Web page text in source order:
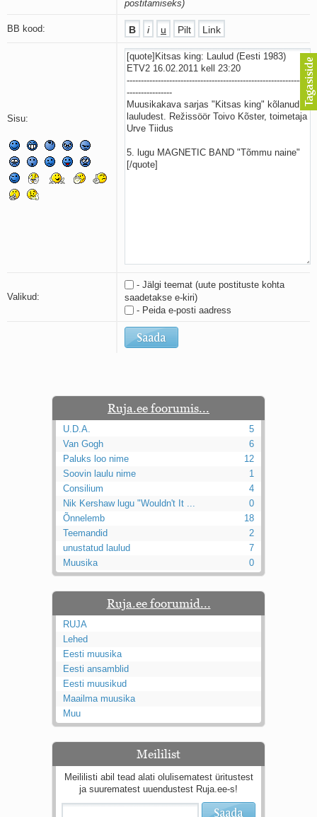
Mis saab sellest loomusevalust
Avanemine
Põhi, lõuna, ida, lääs
Elupõline kaja
Perekondlik
Kassimäng
Läänemere lained
Üle müüri
Valgusemaastikud
postitamiseks)
BB kood:
Sisu:
Valikud:
- Jälgi teemat (uute postituste kohta
saadetakse e-kiri)
- Peida e-posti aadress
Ruja.ee foorumis...
U.D.A.
5
Van Gogh
6
Paluks loo nime
12
Soovin laulu nime
1
Consilium
4
Nik Kershaw lugu "Wouldn't It ...
0
Õnnelemb
18
Teemandid
2
unustatud laulud
7
Muusika
0
Ruja.ee foorumid...
RUJA
Lehed
Eesti muusika
Eesti ansamblid
Eesti muusikud
Maailma muusika
Muu
Meililist
Meililisti abil tead alati olulisematest üritustest
ja suurematest uuendustest Ruja.ee-s!